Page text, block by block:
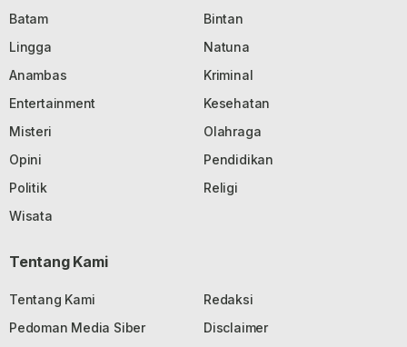
Batam
Bintan
Lingga
Natuna
Anambas
Kriminal
Entertainment
Kesehatan
Misteri
Olahraga
Opini
Pendidikan
Politik
Religi
Wisata
Tentang Kami
Tentang Kami
Redaksi
Pedoman Media Siber
Disclaimer